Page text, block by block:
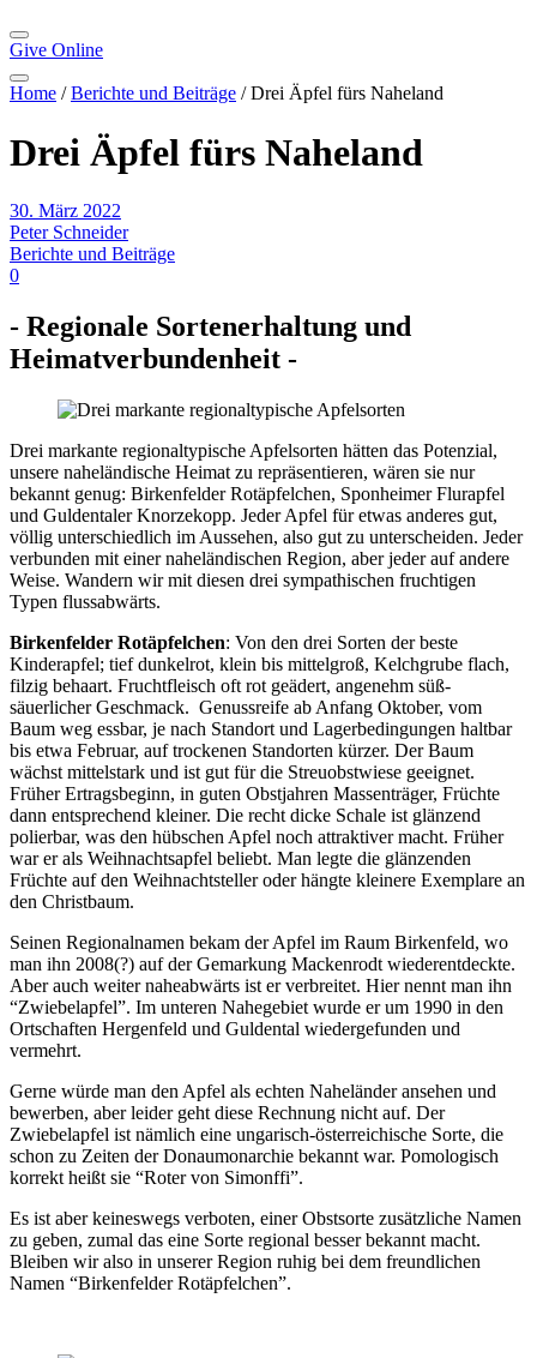
Give Online
Home / Berichte und Beiträge / Drei Äpfel fürs Naheland
Drei Äpfel fürs Naheland
30. März 2022
Peter Schneider
Berichte und Beiträge
0
- Regionale Sortenerhaltung und
Heimatverbundenheit -
Drei markante regionaltypische Apfelsorten hätten das Potenzial,
unsere naheländische Heimat zu repräsentieren, wären sie nur
bekannt genug: Birkenfelder Rotäpfelchen, Sponheimer Flurapfel
und Guldentaler Knorzekopp. Jeder Apfel für etwas anderes gut,
völlig unterschiedlich im Aussehen, also gut zu unterscheiden. Jeder
verbunden mit einer naheländischen Region, aber jeder auf andere
Weise. Wandern wir mit diesen drei sympathischen fruchtigen
Typen flussabwärts.
Birkenfelder Rotäpfelchen: Von den drei Sorten der beste
Kinderapfel; tief dunkelrot, klein bis mittelgroß, Kelchgrube flach,
filzig behaart. Fruchtfleisch oft rot geädert, angenehm süß-
säuerlicher Geschmack. Genussreife ab Anfang Oktober, vom
Baum weg essbar, je nach Standort und Lagerbedingungen haltbar
bis etwa Februar, auf trockenen Standorten kürzer. Der Baum
wächst mittelstark und ist gut für die Streuobstwiese geeignet.
Früher Ertragsbeginn, in guten Obstjahren Massenträger, Früchte
dann entsprechend kleiner. Die recht dicke Schale ist glänzend
polierbar, was den hübschen Apfel noch attraktiver macht. Früher
war er als Weihnachtsapfel beliebt. Man legte die glänzenden
Früchte auf den Weihnachtsteller oder hängte kleinere Exemplare an
den Christbaum.
Seinen Regionalnamen bekam der Apfel im Raum Birkenfeld, wo
man ihn 2008(?) auf der Gemarkung Mackenrodt wiederentdeckte.
Aber auch weiter naheabwärts ist er verbreitet. Hier nennt man ihn
“Zwiebelapfel”. Im unteren Nahegebiet wurde er um 1990 in den
Ortschaften Hergenfeld und Guldental wiedergefunden und
vermehrt.
Gerne würde man den Apfel als echten Naheländer ansehen und
bewerben, aber leider geht diese Rechnung nicht auf. Der
Zwiebelapfel ist nämlich eine ungarisch-österreichische Sorte, die
schon zu Zeiten der Donaumonarchie bekannt war. Pomologisch
korrekt heißt sie “Roter von Simonffi”.
Es ist aber keineswegs verboten, einer Obstsorte zusätzliche Namen
zu geben, zumal das eine Sorte regional besser bekannt macht.
Bleiben wir also in unserer Region ruhig bei dem freundlichen
Namen “Birkenfelder Rotäpfelchen”.